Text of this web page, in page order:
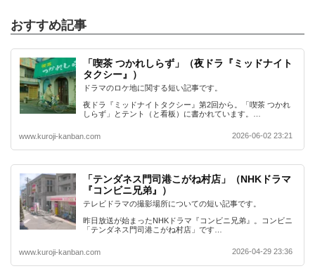
おすすめ記事
「喫茶 つかれしらず」（夜ドラ『ミッドナイト
タクシー』）
ドラマのロケ地に関する短い記事です。
夜ドラ『ミッドナイトタクシー』第2回から。「喫茶 つかれ
しらず」とテント（と看板）に書かれています。…
www.kuroji-kanban.com 2026-06-02 23:21
「テンダネス門司港こがね村店」（NHKドラマ
『コンビニ兄弟』）
テレビドラマの撮影場所についての短い記事です。
昨日放送が始まったNHKドラマ『コンビニ兄弟』。コンビニ
「テンダネス門司港こがね村店」です…
www.kuroji-kanban.com 2026-04-29 23:36